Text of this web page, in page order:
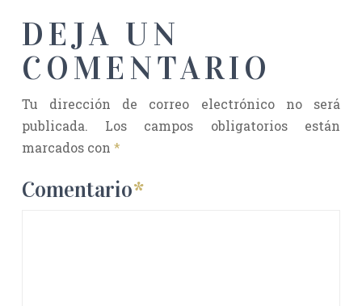
DEJA UN
COMENTARIO
Tu dirección de correo electrónico no será
publicada.
Los campos obligatorios están
marcados con *
Comentario*